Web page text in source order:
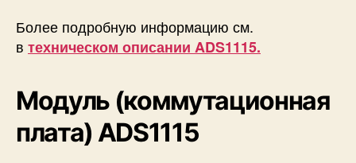
Более подробную информацию см.
в техническом описании ADS1115.
Модуль (коммутационная
плата) ADS1115